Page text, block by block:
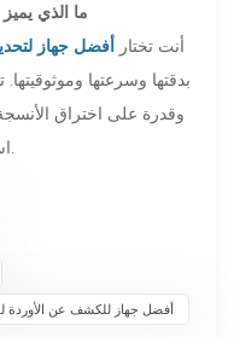
ما الذي
أنت تختار أفضل جهاز
بدقتها وسرعتها
وقدرة على اختراق
أفضل جهاز للكشف عن الأوردة